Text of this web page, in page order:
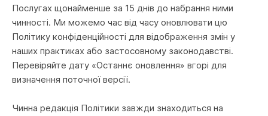
Послугах щонайменше за 15 днів до набрання ними
чинності. Ми можемо час від часу оновлювати цю
Політику конфіденційності для відображення змін у
наших практиках або застосовному законодавстві.
Перевіряйте дату «Останнє оновлення» вгорі для
визначення поточної версії.
Чинна редакція Політики завжди знаходиться на